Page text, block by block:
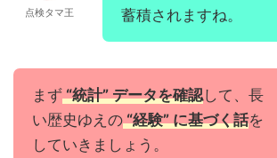
点検タマ王
蓄積されますね。
まず“統計” データを確認して、長
い歴史ゆえの“経験” に基づく話を
していきましょう。